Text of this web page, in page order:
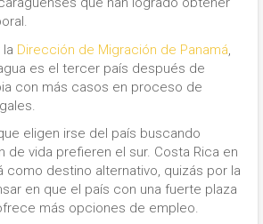
Dirección de Migración de Panamá
es el tercer país después de
con más casos en proceso de
eligen irse del país buscando
de vida prefieren el sur. Costa Rica en
como destino alternativo, quizás por la
en que el país con una fuerte plaza
más opciones de empleo.